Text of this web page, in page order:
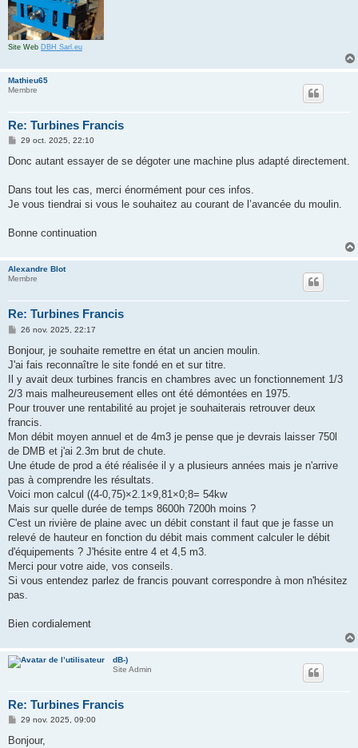
Site Web DBH Sarl.eu
Mathieu65
Membre
Re: Turbines Francis
M
s
g
29 oct. 2025, 22:10
Donc autant essayer de se dégoter une machine plus adapté directement.
Dans tout les cas, merci énormément pour ces infos.
Je vous tiendrai si vous le souhaitez au courant de l’avancée du moulin.
Bonne continuation
Alexandre Blot
Membre
Re: Turbines Francis
M
s
a
g
e
26 nov. 2025, 22:17
Bonjour, je souhaite remettre en état un ancien moulin.
J'ai fais reconnaître le site fondé en et sur titre.
Il y avait deux turbines francis en chambres avec un fonctionnement 1/3
2/3 mais malheureusement elles ont été démontées en 1975.
Pour trouver une rentabilité au projet je souhaiterais retrouver deux
francis.
Mon débit moyen annuel et de 4m3 je pense que je devrais laisser 750l
de DMB et j'ai 2.3m brut de chute.
Une étude de prod a été réalisée il y a plusieurs années mais je n'arrive
pas à comprendre les résultats.
Voici mon calcul ((4-0,75)×2.1×9,81×0;8= 54kw
Mais sur quelle durée de temps 8600h 7200h moins ?
C'est un rivière de plaine avec un débit constant il faut que je fasse un
relevé de hauteur en fonction du débit mais comment calculer le débit
d'équipements ? J'hésite entre 4 et 4,5 m3.
Merci pour votre aide, vos conseils.
Si vous entendez parlez de francis pouvant correspondre à mon n'hésitez
pas.
Bien cordialement
dB-)
Site Admin
Re: Turbines Francis
M
s
29 nov. 2025, 09:00
Bonjour,